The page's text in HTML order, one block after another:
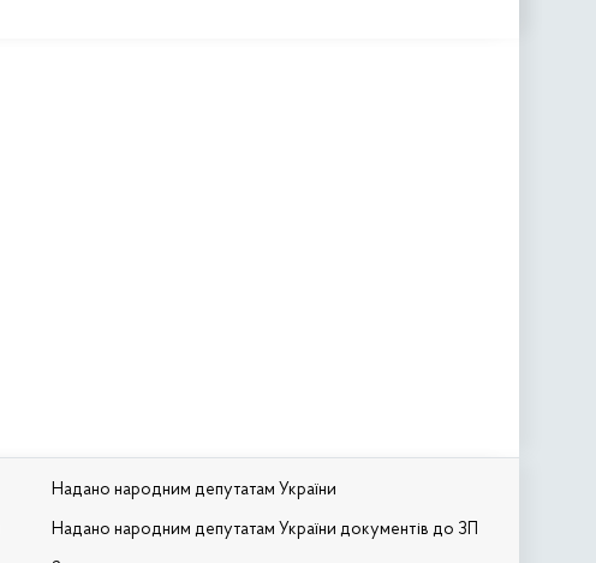
Надано народним депутатам України
Надано народним депутатам України документів до ЗП